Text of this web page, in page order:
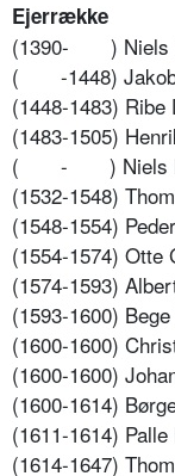
Ejerrække
(1390-
) Niels
(
-1448)
(1448-1483) Ribe
(1483-1505)
(
-
) Niels
(1532-1548)
(1548-1554)
(1554-1574) Otte
(1574-1593)
(1593-1600)
(1600-1600)
(1600-1600)
(1600-1614)
(1611-1614)
(1614-1647)